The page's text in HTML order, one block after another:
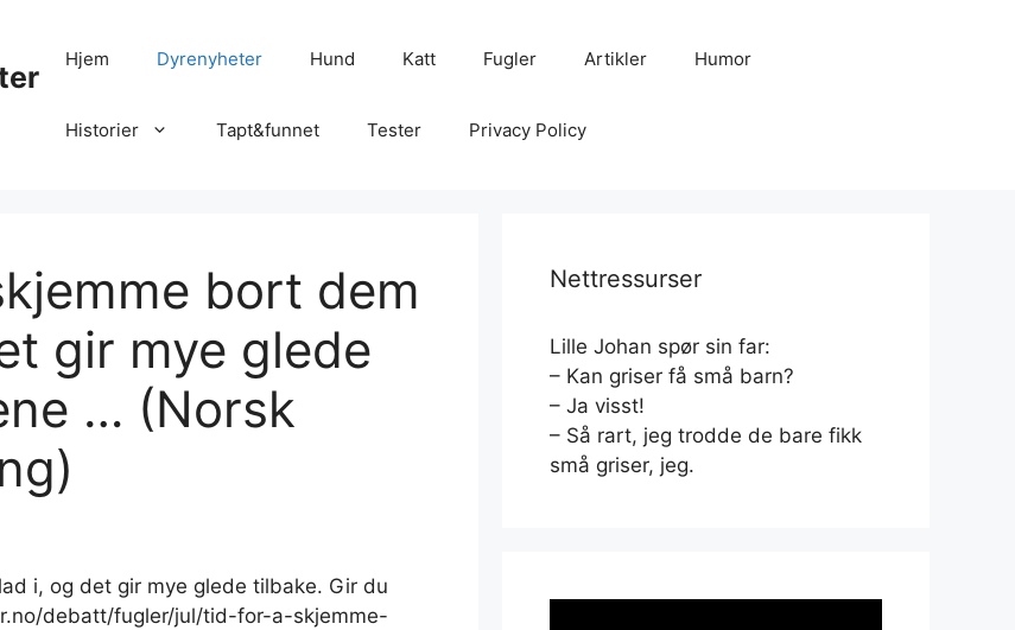
Hjem Dyrenyheter Hund Katt Fugler Artikler Humor
Historier Tapt&funnet Tester Privacy Policy
bort dem
gir mye glede
… (Norsk
i, og det gir mye glede tilbake. Gir du
debatt/fugler/jul/tid-for-a-skjemme-
Nettressurser
Lille Johan spør sin far:
– Kan griser få små barn?
– Ja visst!
– Så rart, jeg trodde de bare fikk
små griser, jeg.